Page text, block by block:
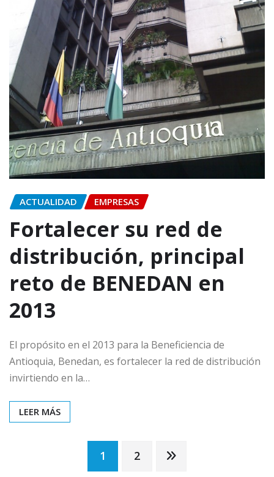
ACTUALIDAD EMPRESAS
Fortalecer su red de
distribución, principal
reto de BENEDAN en
2013
El propósito en el 2013 para la Beneficiencia de
Antioquia, Benedan, es fortalecer la red de distribución
invirtiendo en la…
LEER MÁS
Paginación
1 2